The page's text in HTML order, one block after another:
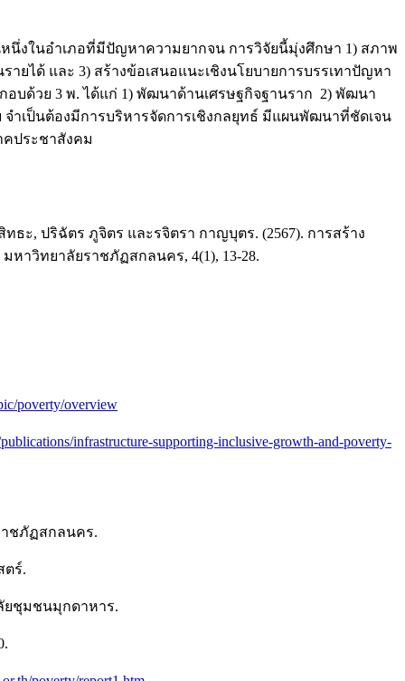
งในอำเภอที่มีปัญหาความยากจน การวิจัยนี้มุ่งศึกษา 1) สภาพ
ได้ และ 3) สร้างข้อเสนอแนะเชิงนโยบายการบรรเทาปัญหา
อบด้วย 3 พ. ได้แก่ 1) พัฒนาด้านเศรษฐกิจฐานราก 2) พัฒนา
ำเป็นต้องมีการบริหารจัดการเชิงกลยุทธ์ มีแผนพัฒนาที่ชัดเจน
คประชาสังคม
, ปริฉัตร ภูจิตร และรจิตรา กาญบุตร. (2567). การสร้าง
าวิทยาลัยราชภัฏสกลนคร, 4(1), 13-28.
poverty/overview
infrastructure-supporting-inclusive-growth-and-poverty-
าชภัฏสกลนคร.
ตร์.
ยชุมชนมุกดาหาร.